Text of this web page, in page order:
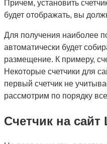
Причем, установить
будет отображать, вы
Для получения наиболее
автоматически будет
размещение. К примеру,
Некоторые счетчики для
первый счетчик не
рассмотрим по порядку
Счетчик на сайт